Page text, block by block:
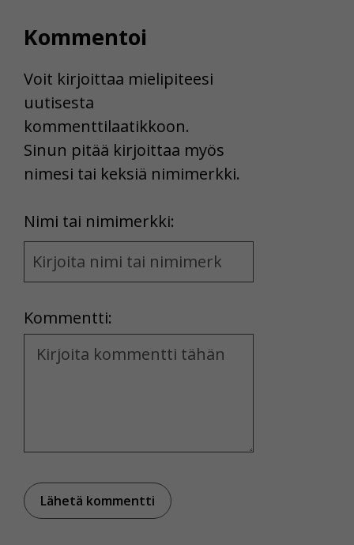
Kommentoi
Voit kirjoittaa mielipiteesi
uutisesta
kommenttilaatikkoon.
Sinun pitää kirjoittaa myös
nimesi tai keksiä nimimerkki.
Nimi tai nimimerkki:
Name
and
Kommentti:
Kommentti